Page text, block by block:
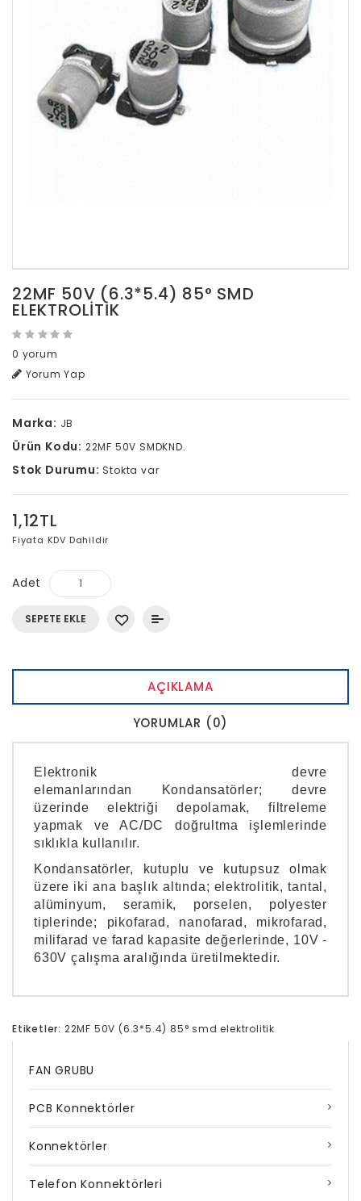
22MF 50V (6.3*5.4) 85° SMD
ELEKTROLITIK
0 yorum
Yorum Yap
Marka: JB
Ürün Kodu: 22MF 50V SMDKND.
Stok Durumu: Stokta var
1,12TL
Fiyata KDV Dahildir
Adet
SEPETE EKLE
AÇIKLAMA
YORUMLAR (0)
Elektronik devre
elemanlarından
Kondansatörler; devre
üzerinde elektriği depolamak, filtreleme
yapmak ve AC/DC doğrultma işlemlerinde
sıklıkla kullanılır.
Kondansatörler, kutuplu ve kutupsuz olmak
üzere iki ana başlık altında; elektrolitik, tantal,
alüminyum, seramik, porselen, polyester
tiplerinde; pikofarad, nanofarad, mikrofarad,
milifarad ve farad kapasite değerlerinde, 10V -
630V çalışma aralığında üretilmektedir.
Etiketler: 22MF 50V (6.3*5.4) 85° smd elektrolitik
FAN GRUBU
PCB Konnektörler
Konnektörler
Telefon Konnektörleri